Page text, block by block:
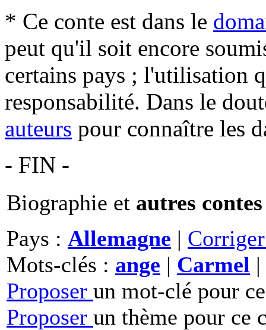
* Ce conte est dans le
peut qu'il soit encore
certains pays ; l'utilisation
responsabilité. Dans le
auteurs pour connaître les
- FIN -
Biographie et autres contes
Pays : Allemagne |
Mots-clés : ange | Carmel |
Proposer un mot-clé pour
Proposer un thème pour ce